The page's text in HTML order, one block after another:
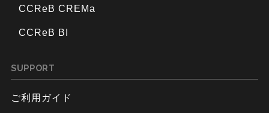
CCReB CREMa
CCReB BI
SUPPORT
ご利用ガイド